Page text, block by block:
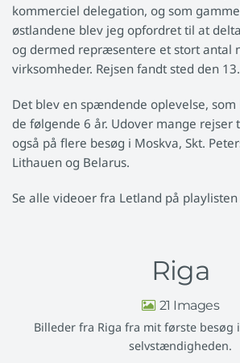
kommerciel delegation, og som
østlandene blev jeg opfordret til at
og dermed repræsentere et stort antal
virksomheder. Rejsen fandt sted den
Det blev en spændende oplevelse,
de følgende 6 år. Udover mange rejser
også på flere besøg i Moskva, Skt.
Lithauen og Belarus.
Se alle videoer fra Letland på playlisten
Riga
21
Billeder fra Riga fra mit første besøg
selvstændigheden.